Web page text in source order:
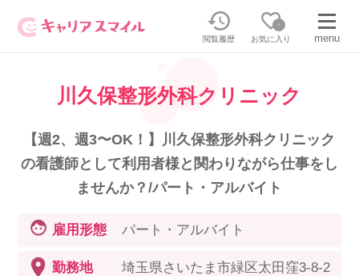
閲覧履歴
0
お気に入り menu
無料相談・お問い合わせはこちら
無料転職相談・お問い合わせの内容を
選択してください
派遣で働く
正社員・パートの求人を探す
介護のリスキリング
川久保整形外科クリニック
【週2、週3〜OK！】川久保整形外科クリニック
の看護師として利用者様と関わりながら仕事をし
ませんか？/パート・アルバイト
雇用形態 パート・アルバイト
勤務地 埼玉県さいたま市緑区太田窪3-8-2